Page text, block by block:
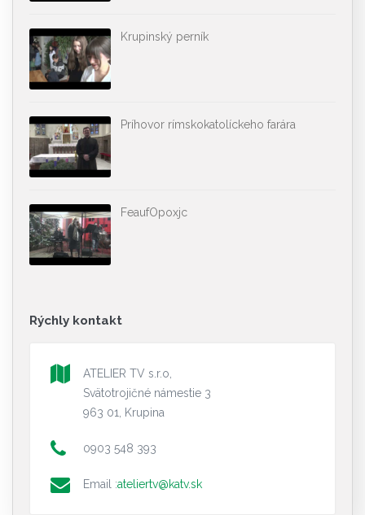
Krupinský perník
Príhovor rímskokatolíckeho farára
FeaufOpoxjc
Rýchly kontakt
ATELIER TV s.r.o,
Svätotrojičné námestie 3
963 01, Krupina
0903 548 393
Email :ateliertv@katv.sk